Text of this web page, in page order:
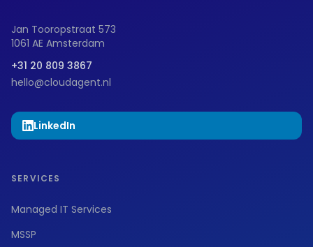
Jan Tooropstraat 573
1061 AE Amsterdam
+31 20 809 3867
hello@cloudagent.nl
LinkedIn
SERVICES
Managed IT Services
MSSP